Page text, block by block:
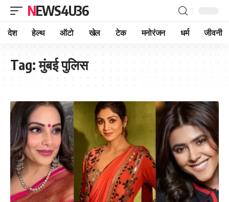
NEWS4U36
देश हेल्थ ऑटो खेल टेक मनोरंजन धर्म जीवनी
Tag:मुंबई पुलिस